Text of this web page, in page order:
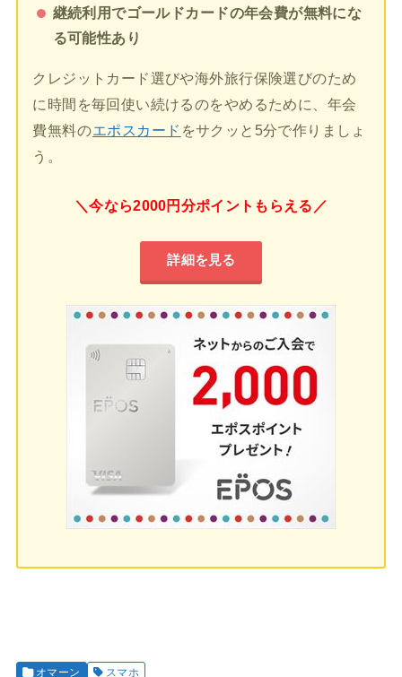
継続利用でゴールドカードの年会費が無料にな
る可能性あり
クレジットカード選びや海外旅行保険選びのため
に時間を毎回使い続けるのをやめるために、年会
費無料のエポスカード をサクッと5分で作りましょ
う。
＼今なら2000円分ポイントもらえる／
詳細を見る
オマーン スマホ